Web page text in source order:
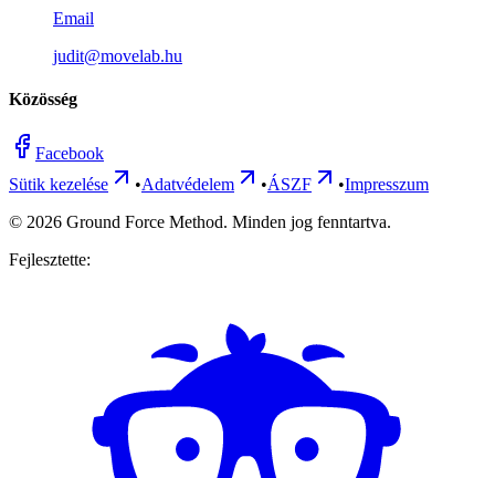
Email
judit@movelab.hu
Közösség
Facebook
Sütik kezelése
•Adatvédelem •ÁSZF •Impresszum
© 2026 Ground Force Method. Minden jog fenntartva.
Fejlesztette: